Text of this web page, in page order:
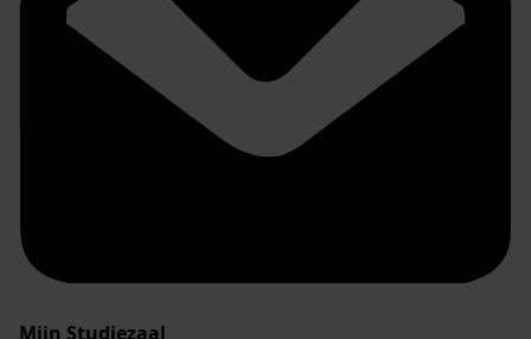
Mijn Studiezaal